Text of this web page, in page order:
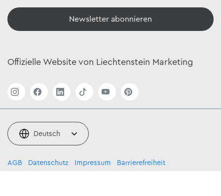
Newsletter abonnieren
Offizielle Website von Liechtenstein Marketing
AGB Datenschutz Impressum Barrierefreiheit
Deutsch